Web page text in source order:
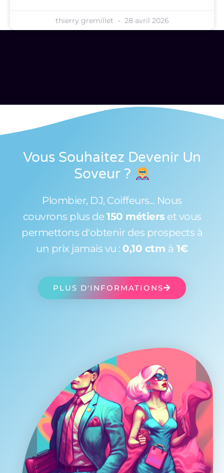
thierry gremillet 28 avril 2026
Vous Souhaitez Devenir Un
Soveur ?
Plombier, DJ, Coiffeurs... Nous
couvrons plus de 150 métiers et vous
permettons d'obtenir des prospects à
un prix jamais vu : 0,10 ctm à 1€
PLUS D'INFORMATIONS